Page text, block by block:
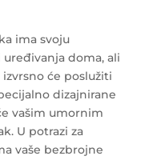
ima svoju
doma, ali
će poslužiti
dizajnirane
vašim umornim
U potrazi za
vaše bezbrojne